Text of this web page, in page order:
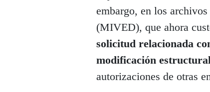
embargo, en los
(MIVED), que ahora
solicitud relacionada
modificación estructural
autorizaciones de otras